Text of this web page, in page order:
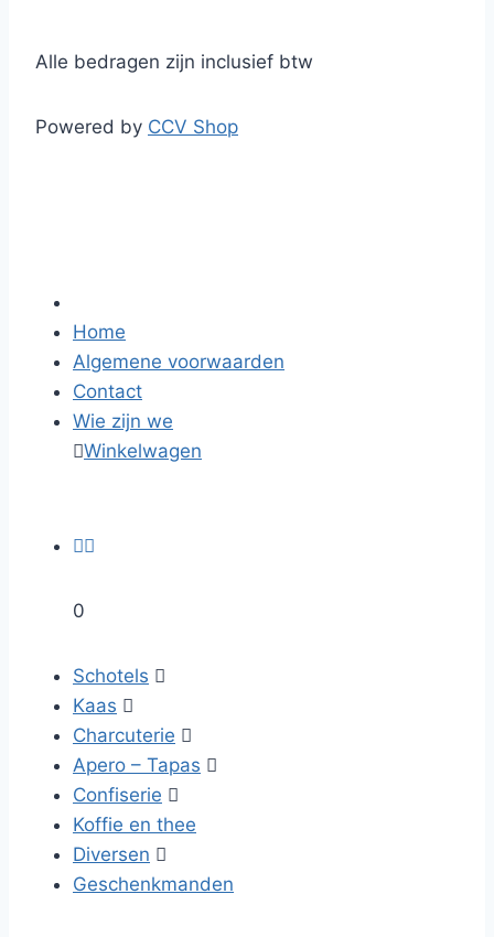
Alle bedragen zijn inclusief btw
Powered by CCV Shop
Home
Algemene voorwaarden
Contact
Wie zijn we
Winkelwagen

0
Schotels 
Kaas 
Charcuterie 
Apero – Tapas 
Confiserie 
Koffie en thee
Diversen 
Geschenkmanden